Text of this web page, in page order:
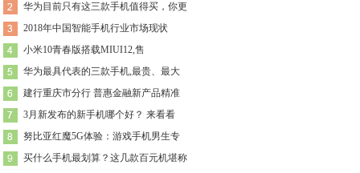
华为目前只有这三款手机值得买，你更
2018年中国智能手机行业市场现状
小米10青春版搭载MIUI12,售
华为最具代表的三款手机,最贵、最大
建行重庆市分行 普惠金融新产品精准
3月新发布的新手机哪个好？ 来看看
努比亚红魔5G体验：游戏手机男生专
买什么手机最划算？这几款百元机堪称